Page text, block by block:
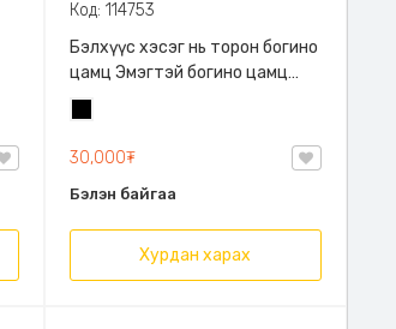
Код: 114753
Бэлхүүс хэсэг нь торон богино
цамц Эмэгтэй богино цамц
Эмэгтэй торон цамц Эмэгтэй
бэлэн хувцас Эмэгтэй нимгэн
цамц
30,000₮
Бэлэн байгаа
Хурдан харах